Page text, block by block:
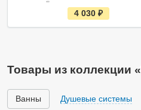
е
с
т
л
и
4 030
Товары из коллекции
Ванны Душевые системы